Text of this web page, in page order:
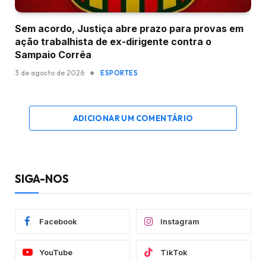
Sem acordo, Justiça abre prazo para provas em
ação trabalhista de ex-dirigente contra o
Sampaio Corrêa
3 de agosto de 2026 ESPORTES
ADICIONAR UM COMENTÁRIO
SIGA-NOS
Facebook Instagram
YouTube TikTok